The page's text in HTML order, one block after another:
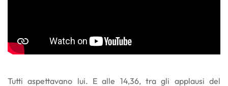
Tutti aspettavano lui. E alle 14,36, tra gli applausi del